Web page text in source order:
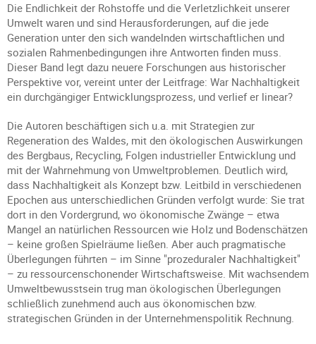
Die Endlichkeit der Rohstoffe und die Verletzlichkeit unserer
Umwelt waren und sind Herausforderungen, auf die jede
Generation unter den sich wandelnden wirtschaftlichen und
sozialen Rahmenbedingungen ihre Antworten finden muss.
Dieser Band legt dazu neuere Forschungen aus historischer
Perspektive vor, vereint unter der Leitfrage: War Nachhaltigkeit
ein durchgängiger Entwicklungsprozess, und verlief er linear?
Die Autoren beschäftigen sich u.a. mit Strategien zur
Regeneration des Waldes, mit den ökologischen Auswirkungen
des Bergbaus, Recycling, Folgen industrieller Entwicklung und
mit der Wahrnehmung von Umweltproblemen. Deutlich wird,
dass Nachhaltigkeit als Konzept bzw. Leitbild in verschiedenen
Epochen aus unterschiedlichen Gründen verfolgt wurde: Sie trat
dort in den Vordergrund, wo ökonomische Zwänge – etwa
Mangel an natürlichen Ressourcen wie Holz und Bodenschätzen
– keine großen Spielräume ließen. Aber auch pragmatische
Überlegungen führten – im Sinne "prozeduraler Nachhaltigkeit"
– zu ressourcenschonender Wirtschaftsweise. Mit wachsendem
Umweltbewusstsein trug man ökologischen Überlegungen
schließlich zunehmend auch aus ökonomischen bzw.
strategischen Gründen in der Unternehmenspolitik Rechnung.